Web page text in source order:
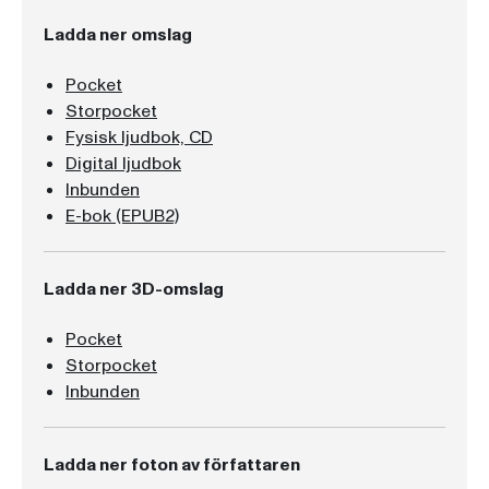
Ladda ner omslag
Pocket
Storpocket
Fysisk ljudbok, CD
Digital ljudbok
Inbunden
E-bok (EPUB2)
Ladda ner 3D-omslag
Pocket
Storpocket
Inbunden
Ladda ner foton av författaren